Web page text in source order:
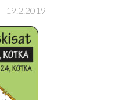
19.2.2019